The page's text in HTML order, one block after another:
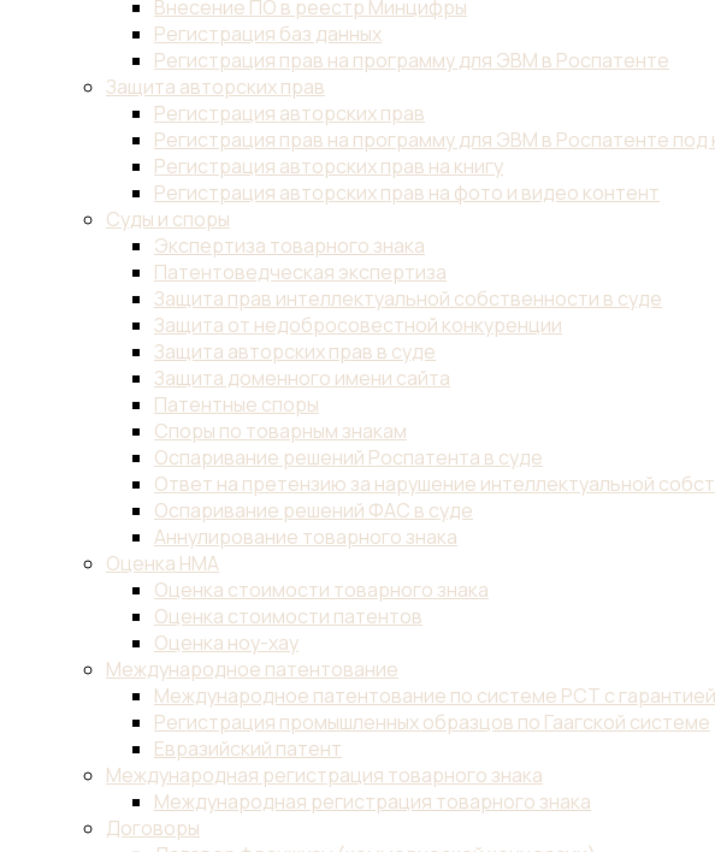
Внесение ПО в реестр Минцифры
Регистрация баз данных
Регистрация прав на программу для ЭВМ в Роспатенте
Защита авторских прав
Регистрация авторских прав
Регистрация прав на программу для ЭВМ в Роспатенте под
Регистрация авторских прав на книгу
Регистрация авторских прав на фото и видео контент
Суды и споры
Экспертиза товарного знака
Патентоведческая экспертиза
Защита прав интеллектуальной собственности в суде
Защита от недобросовестной конкуренции
Защита авторских прав в суде
Защита доменного имени сайта
Патентные споры
Споры по товарным знакам
Оспаривание решений Роспатента в суде
Ответ на претензию за нарушение интеллектуальной
Оспаривание решений ФАС в суде
Аннулирование товарного знака
Оценка НМА
Оценка стоимости товарного знака
Оценка стоимости патентов
Оценка ноу-хау
Международное патентование
Международное патентование по системе PCT с гарантией
Регистрация промышленных образцов по Гаагской системе
Евразийский патент
Международная регистрация товарного знака
Международная регистрация товарного знака
Договоры